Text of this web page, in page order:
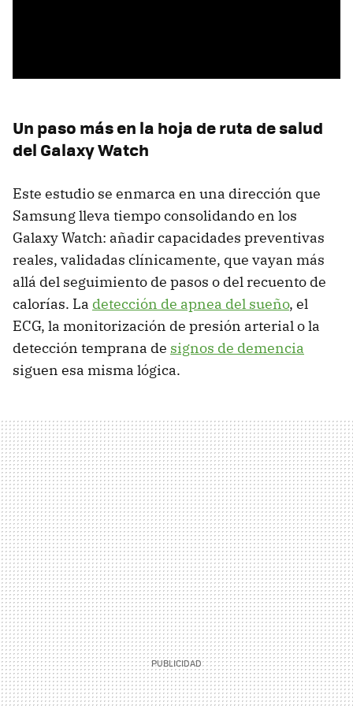
Un paso más en la hoja de ruta de salud
del Galaxy Watch
Este estudio se enmarca en una dirección que
Samsung lleva tiempo consolidando en los
Galaxy Watch: añadir capacidades preventivas
reales, validadas clínicamente, que vayan más
allá del seguimiento de pasos o del recuento de
calorías. La detección de apnea del sueño, el
ECG, la monitorización de presión arterial o la
detección temprana de signos de demencia
siguen esa misma lógica.